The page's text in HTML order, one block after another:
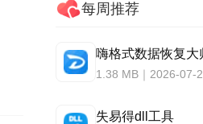
每周推荐
嗨格式数据恢复大
1.38 MB｜2026-07-
失易得dll工具